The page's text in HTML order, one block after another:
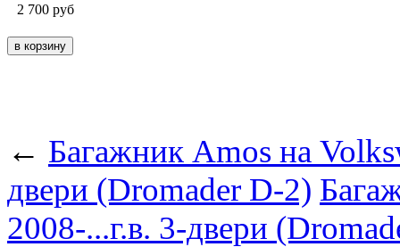
2 700 руб
← Багажник Amos на
двери (Dromader D-2)
2008-...г.в. 3-двери